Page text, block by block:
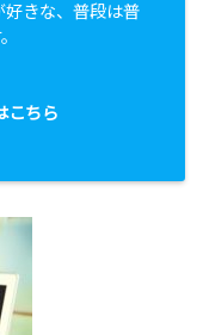
好きな、普段は普
こちら